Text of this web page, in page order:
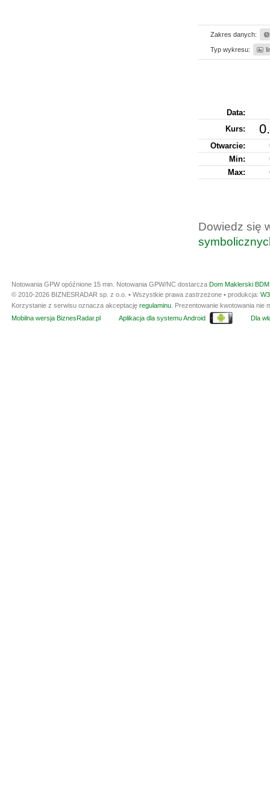
Zakres danych:
Typ wykresu:
Data:
Kurs:
Otwarcie:
Min:
Max:
Dowiedz się
Notowania GPW opóźnione 15 min. Notowania GPW/NC dostarcza Dom Maklerski
© 2010-2026 BIZNESRADAR sp. z o.o. • Wszystkie prawa zastrzeżone • produkcja:
Korzystanie z serwisu oznacza akceptację regulaminu . Prezentowanie kwotowania
Mobilna wersja BiznesRadar.pl
Aplikacja dla systemu Android Dla